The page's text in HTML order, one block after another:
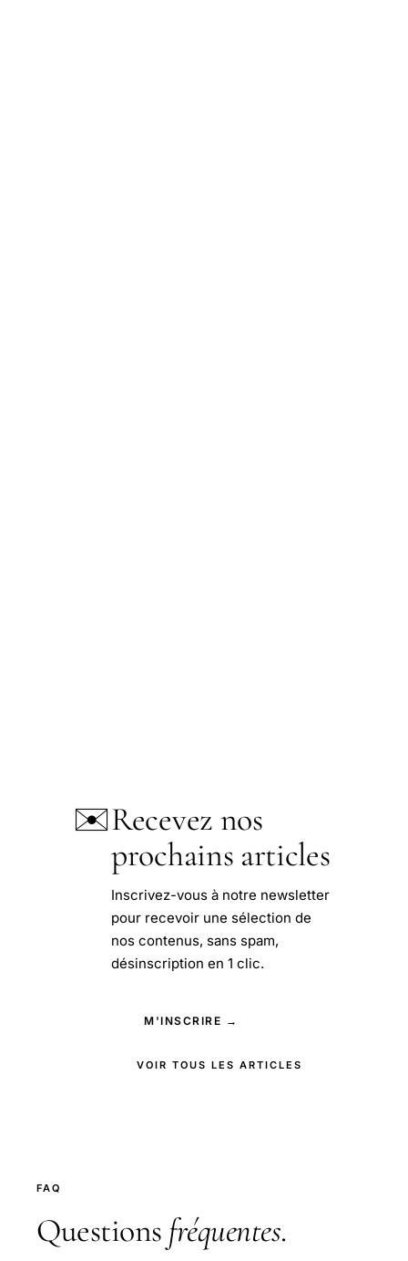
✉️Recevez nos
prochains articles
Inscrivez-vous à notre newsletter
pour recevoir une sélection de
nos contenus, sans spam,
désinscription en 1 clic.
M'INSCRIRE →
VOIR TOUS LES ARTICLES
FAQ
Questions fréquentes.